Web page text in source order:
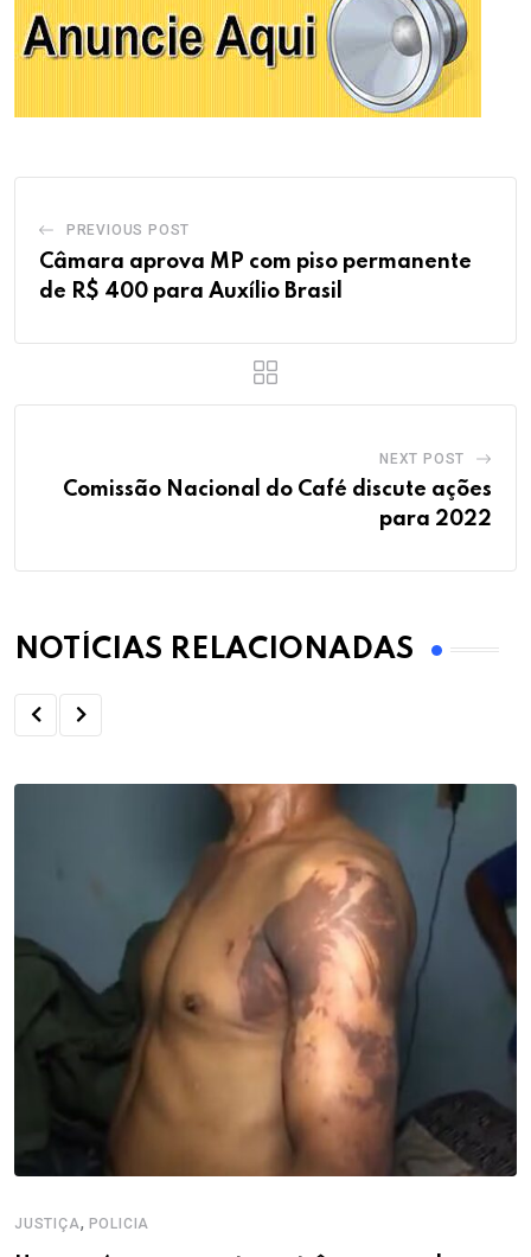
PREVIOUS POST
Câmara aprova MP com piso permanente
de R$ 400 para Auxílio Brasil
NEXT POST
Comissão Nacional do Café discute ações
para 2022
NOTÍCIAS RELACIONADAS
JUSTIÇA, POLICIA